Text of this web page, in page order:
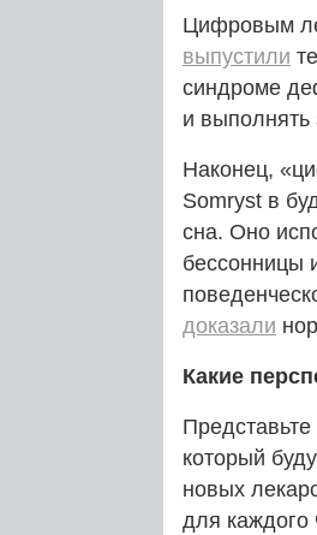
Цифровым
выпустили
синдроме
и выполнять
Наконец,
Somryst в
сна. Оно
бессонницы
доказали
Какие
который
новых
для каждого